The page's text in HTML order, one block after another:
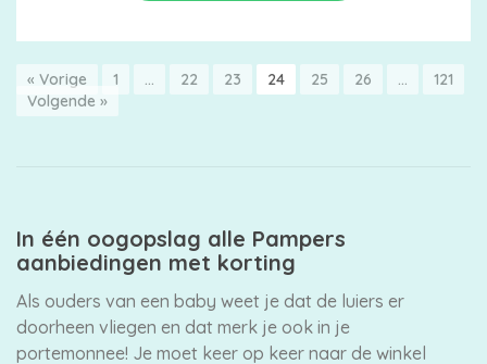
« Vorige 1 … 22 23 24 25 26 …
121
Volgende »
In één oogopslag alle Pampers
aanbiedingen met korting
Als ouders van een baby weet je dat de luiers er
doorheen vliegen en dat merk je ook in je
portemonnee! Je moet keer op keer naar de winkel